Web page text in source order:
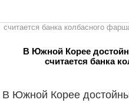
считается банка колбасного
В Южной Корее
считается банка
В Южной Корее